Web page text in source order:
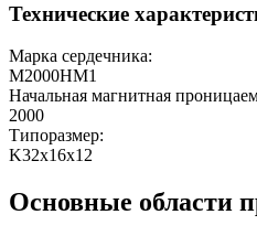
Технические
Марка сердечника:
М2000НМ1
Начальная магнитная
2000
Типоразмер:
K32x16x12
Основные области